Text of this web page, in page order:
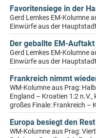
Favoritensiege in der
Gerd Lemkes EM-Kolumne
Einwürfe aus der
Der geballte EM-Auftakt
Gerd Lemkes EM-Kolumne
Einwürfe aus der
Frankreich nimmt
WM-Kolumne aus Prag:
England – Kroatien 1:2 n.V.,
großes Finale: Frankreich –
Europa besiegt den
WM-Kolumne aus Prag: